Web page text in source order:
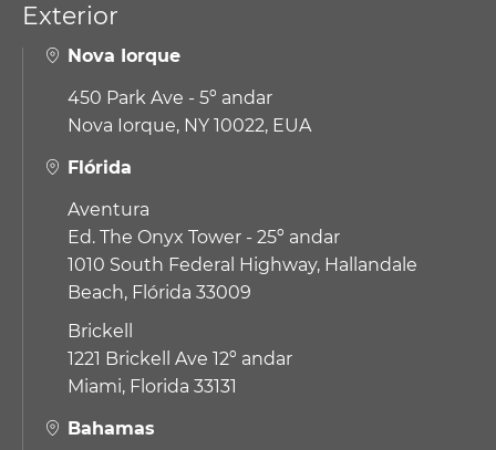
Exterior
Nova Iorque
450 Park Ave - 5º andar
Nova Iorque, NY 10022, EUA
Flórida
Aventura
Ed. The Onyx Tower - 25º andar
1010 South Federal Highway, Hallandale
Beach, Flórida 33009
Brickell
1221 Brickell Ave 12º andar
Miami, Florida 33131
Bahamas